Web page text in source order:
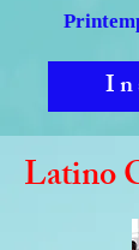
Latino